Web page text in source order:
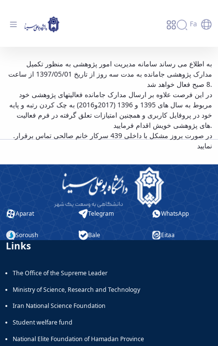
Fa
آخرین مهلت ارسال مدارک پژوهشی - دانشگاه
بوعلی سینا همدان
به اطلاع می رساند سامانه مدیریت امور پژوهشی به منظور تکمیل
مدارک پژوهشی جامانده به مدت سه روز از تاریخ 1397/05/01 از ساعت
8 صبح فعال خواهد شد.
در این فرصت علاوه بر ارسال مدارک جامانده فعالیتهای پژوهشی خود
مربوط به سال های 1395 و 1396 (2017و2016) به چک کردن رتبه و پایه
خود در پروفایل کاربری و همچنین امتیازات تعلق گرفته در فرم فعالیت
های پژوهشی خویش اقدام فرمایید.
.در صورت بروز مشکل با داخلی 439 سرکار خانم صالحی تماس برقرار
نمایید
Aparat Telegram WhatsApp
Soroush Bale Eitaa
Links
The Office of the Supreme Leader
Ministry of Science, Research and Technology
Iran National Science Foundation
Student welfare fund
National Elite Foundation of Hamadan Province